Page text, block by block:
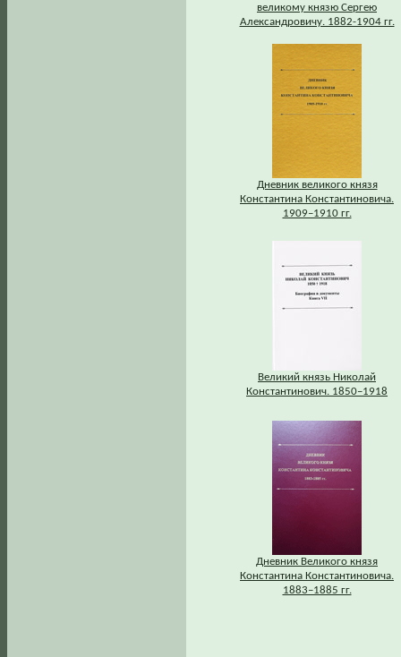
великому князю Сергею
Александровичу. 1882-1904 гг.
Дневник великого князя
Константина Константиновича.
1909–1910 гг.
Великий князь Николай
Константинович. 1850–1918
Дневник Великого князя
Константина Константиновича.
1883–1885 гг.